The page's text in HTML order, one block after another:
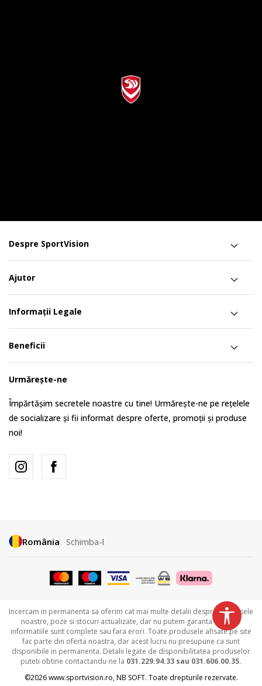
Despre SportVision
Ajutor
Informații Legale
Beneficii
Urmărește-ne
Împărtășim secretele noastre cu tine! Urmărește-ne pe rețelele
de socializare și fii informat despre oferte, promoții și produse
noi!
România Schimba-l
Incercam in permanenta sa oferim cat mai multe detalii despre produsele
noastre, poze si stocuri actualizate, dar nu putem garanta ca toate
informatiile sunt complete sau fara erori. Toate produsele afisate pe site
fac parte din oferta noastra, dar acest lucru nu presupune ca sunt
disponibile in permanenta. Detalii legate de disponibilitatea produselor
puteti obtine contactandu-ne la 031.229.94.33 sau 031.606.00.35.
©2026www.sportvision.ro,NB SOFT. Toate drepturile rezervate.